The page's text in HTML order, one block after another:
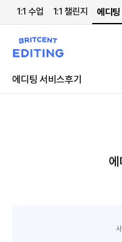
1:1 수업 1:1 챌린지 에디팅
에디팅 서비스후기
에